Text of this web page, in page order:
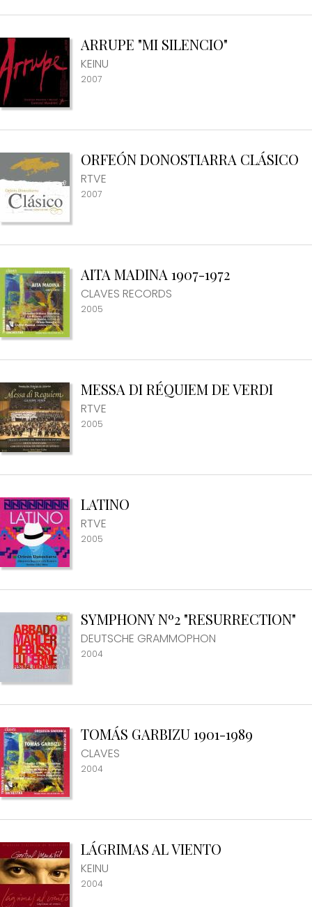
ARRUPE "MI SILENCIO"
KEINU
2007
ORFEÓN DONOSTIARRA CLÁSICO
RTVE
2007
AITA MADINA 1907-1972
CLAVES RECORDS
2005
MESSA DI RÉQUIEM DE VERDI
RTVE
2005
LATINO
RTVE
2005
SYMPHONY Nº2 "RESURRECTION"
DEUTSCHE GRAMMOPHON
2004
TOMÁS GARBIZU 1901-1989
CLAVES
2004
LÁGRIMAS AL VIENTO
KEINU
2004